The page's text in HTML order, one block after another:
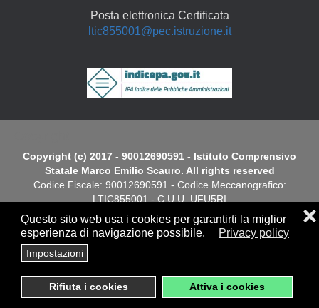
Questo sito web usa i cookies per garantirti la miglior
esperienza di navigazione possibile.
Privacy policy
Impostazioni
Rifiuta i cookies Attiva i cookies
❌
Posta elettronica Certificata
ltic855001@pec.istruzione.it
Copyright (c) 2017 - 90012690591 - Istituto Comprensivo
Statale Marco Emilio Scauro. All rights reserved
Codice Fiscale: 90012690591 - Codice Meccanografico:
LTIC855001 - C.U.U. UFU5RI
Dichiarazione di Accessibilità
Reader